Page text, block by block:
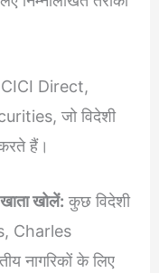
Direct,
जो विदेशी
हैं।
खोलें: कुछ विदेशी
Charles
नागरिकों के लिए